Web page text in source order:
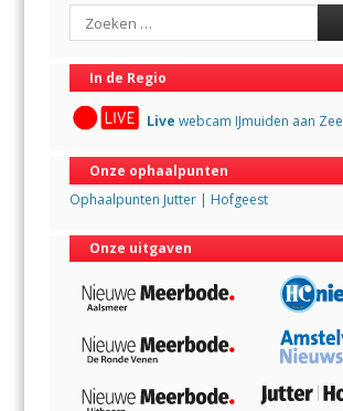
Search
In de Regio
Live webcam IJmuiden aan Zee
Onze ophaalpunten
Ophaalpunten Jutter | Hofgeest
Onze uitgaven